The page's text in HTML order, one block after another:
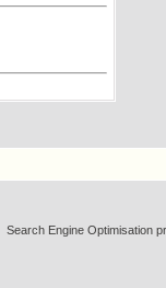
Search Engine Optimisation